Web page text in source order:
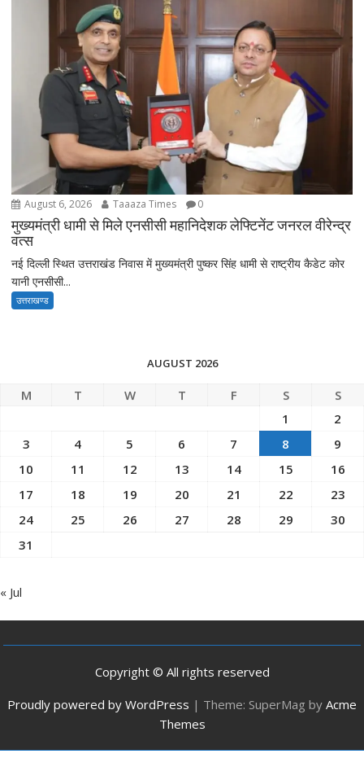
August 6, 2026 Taaaza Times 0
मुख्यमंत्री धामी से मिले एनसीसी महानिदेशक लेफ्टिनेंट जनरल वीरेन्द्र
वत्स
नई दिल्ली स्थित उत्तराखंड निवास में मुख्यमंत्री पुष्कर सिंह धामी से राष्ट्रीय कैडेट कोर
यानी एनसीसी...
उत्तराखण्ड
AUGUST 2026
M T W T F S
S
1
2
3
4 5 6 7 8
9
10
11 12 13 14 15
16
17
18 19 20 21 22
23
24
25 26 27 28 29
30
31
« Jul
Copyright © All rights reserved
Proudly powered by WordPress | Theme: SuperMag by Acme
Themes